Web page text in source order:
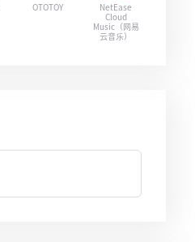
OTOTOY
NetEase
Cloud
Music（网易
云音乐）